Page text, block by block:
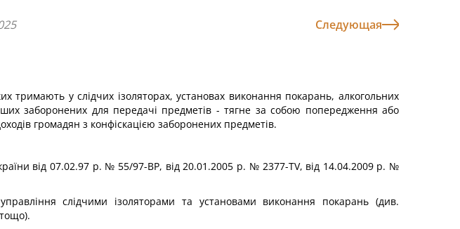
Следующая
у слідчих ізоляторах, установах виконання покарань, алкогольних
заборонених для передачі предметів - тягне за собою попередження або
громадян з конфіскацією заборонених предметів.
від 07.02.97 р. № 55/97-ВР, від 20.01.2005 p. № 2377-TV, від 14.04.2009 p. №
слідчими ізоляторами та установами виконання покарань (див.